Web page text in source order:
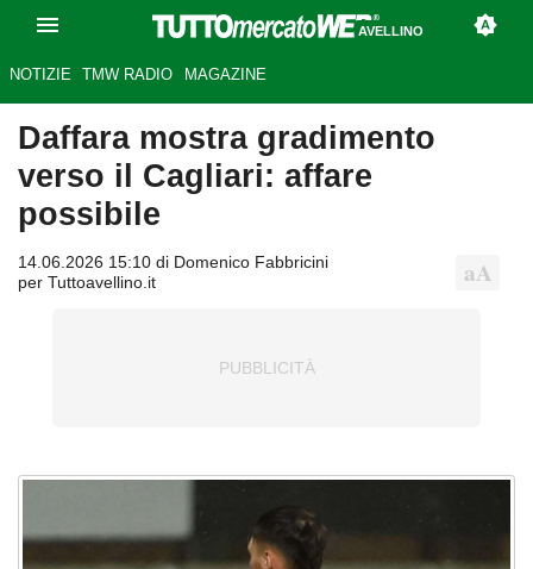
AVELLINO
NOTIZIE TMW RADIO MAGAZINE
Daffara mostra gradimento
verso il Cagliari: affare
possibile
14.06.2026 15:10 di Domenico Fabbricini
per Tuttoavellino.it